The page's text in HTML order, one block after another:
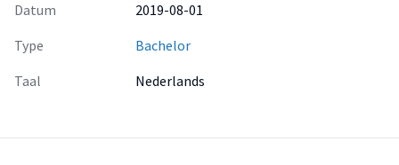
Datum
2019-08-01
Type
Bachelor
Taal
Nederlands